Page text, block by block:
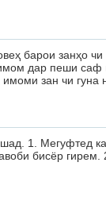
барои занҳо чи
дар пеши саф
зан чи гуна
1. Мегуфтед
бисёр гирем.